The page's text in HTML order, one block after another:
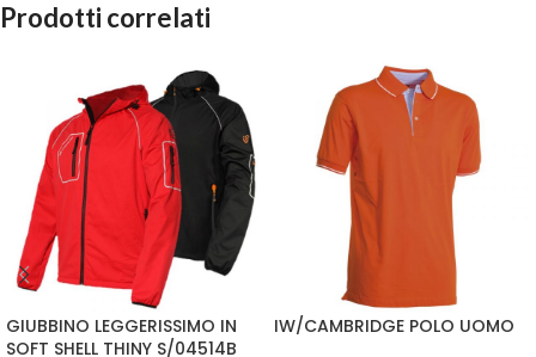
Prodotti correlati
GIUBBINO LEGGERISSIMO IN
SOFT SHELL THINY S/04514B
IW/CAMBRIDGE POLO UOMO